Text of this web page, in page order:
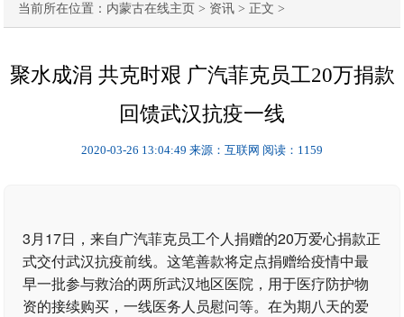
当前所在位置： 内蒙古在线主页 > 资讯 > 正文 >
聚水成涓 共克时艰 广汽菲克员工20万捐款
回馈武汉抗疫一线
2020-03-26 13:04:49 来源：互联网 阅读：1159
3月17日，来自广汽菲克员工个人捐赠的20万爱心捐款正
式交付武汉抗疫前线。这笔善款将定点捐赠给疫情中最
早一批参与救治的两所武汉地区医院，用于医疗防护物
资的接续购买，一线医务人员慰问等。在为期八天的爱